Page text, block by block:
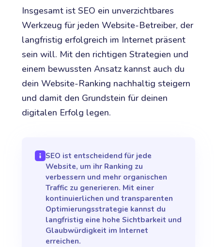
Insgesamt ist SEO ein unverzichtbares
Werkzeug für jeden Website-Betreiber, der
langfristig erfolgreich im Internet präsent
sein will. Mit den richtigen Strategien und
einem bewussten Ansatz kannst auch du
dein Website-Ranking nachhaltig steigern
und damit den Grundstein für deinen
digitalen Erfolg legen.
SEO ist entscheidend für jede
Website, um ihr Ranking zu
verbessern und mehr organischen
Traffic zu generieren. Mit einer
kontinuierlichen und transparenten
Optimierungsstrategie kannst du
langfristig eine hohe Sichtbarkeit und
Glaubwürdigkeit im Internet
erreichen.